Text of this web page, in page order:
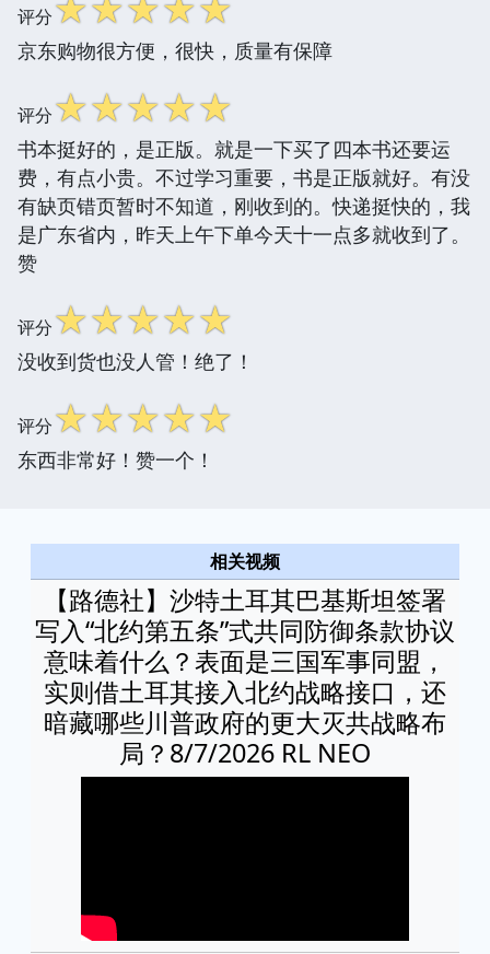
评分☆☆☆☆☆
京东购物很方便，很快，质量有保障
评分☆☆☆☆☆
书本挺好的，是正版。就是一下买了四本书还要运
费，有点小贵。不过学习重要，书是正版就好。有没
有缺页错页暂时不知道，刚收到的。快递挺快的，我
是广东省内，昨天上午下单今天十一点多就收到了。
赞
评分☆☆☆☆☆
没收到货也没人管！绝了！
评分☆☆☆☆☆
东西非常好！赞一个！
相关视频
【路德社】沙特土耳其巴基斯坦签署
写入“北约第五条”式共同防御条款协议
意味着什么？表面是三国军事同盟，
实则借土耳其接入北约战略接口，还
暗藏哪些川普政府的更大灭共战略布
局？8/7/2026 RL NEO